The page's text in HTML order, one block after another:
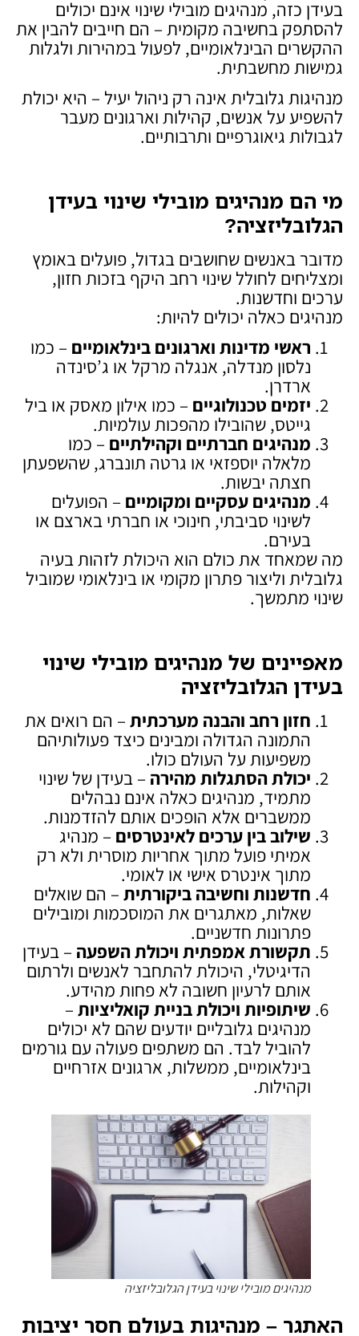
בעידן כזה, מנהיגים מובילי שינוי אינם יכולים
להסתפק בחשיבה מקומית – הם חייבים להבין את
ההקשרים הבינלאומיים, לפעול במהירות ולגלות
גמישות מחשבתית.
מנהיגות גלובלית אינה רק ניהול יעיל – היא יכולת
להשפיע על אנשים, קהילות וארגונים מעבר
לגבולות גיאוגרפיים ותרבותיים.
מי הם מנהיגים מובילי שינוי בעידן
הגלובליזציה?
מדובר באנשים שחושבים בגדול, פועלים באומץ
ומצליחים לחולל שינוי רחב היקף בזכות חזון,
ערכים וחדשנות.
מנהיגים כאלה יכולים להיות:
ראשי מדינות וארגונים בינלאומיים – כמו
נלסון מנדלה, אנגלה מרקל או ג’סינדה
ארדרן.
יזמים טכנולוגיים – כמו אילון מאסק או ביל
גייטס, שהובילו מהפכות עולמיות.
מנהיגים חברתיים וקהילתיים – כמו
מלאלה יוספזאי או גרטה תונברג, שהשפעתן
חצתה יבשות.
מנהיגים עסקיים ומקומיים – הפועלים
לשינוי סביבתי, חינוכי או חברתי בארצם או
בעירם.
מה שמאחד את כולם הוא היכולת לזהות בעיה
גלובלית וליצור פתרון מקומי או בינלאומי שמוביל
שינוי מתמשך.
מאפיינים של מנהיגים מובילי שינוי
בעידן הגלובליזציה
חזון רחב והבנה מערכתית – הם רואים את
התמונה הגדולה ומבינים כיצד פעולותיהם
משפיעות על העולם כולו.
יכולת הסתגלות מהירה – בעידן של שינוי
מתמיד, מנהיגים כאלה אינם נבהלים
ממשברים אלא הופכים אותם להזדמנות.
שילוב בין ערכים לאינטרסים – מנהיג
אמיתי פועל מתוך אחריות מוסרית ולא רק
מתוך אינטרס אישי או לאומי.
חדשנות וחשיבה ביקורתית – הם שואלים
שאלות, מאתגרים את המוסכמות ומובילים
פתרונות חדשניים.
תקשורת אמפתית ויכולת השפעה – בעידן
הדיגיטלי, היכולת להתחבר לאנשים ולרתום
אותם לרעיון חשובה לא פחות מהידע.
שיתופיות ויכולת בניית קואליציות –
מנהיגים גלובליים יודעים שהם לא יכולים
להוביל לבד. הם משתפים פעולה עם גורמים
בינלאומיים, ממשלות, ארגונים אזרחיים
וקהילות.
מנהיגים מובילי שינוי בעידן הגלובליזציה
האתגר – מנהיגות בעולם חסר יציבות